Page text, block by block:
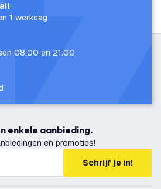
1 werkdag
08:00 en 21:00
enkele aanbieding.
en promoties!
Schrijf je in!